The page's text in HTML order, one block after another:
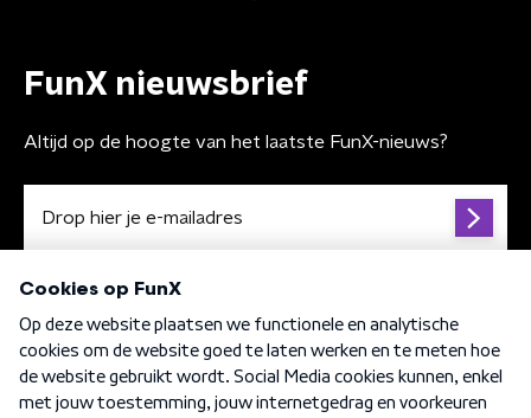
FunX nieuwsbrief
Altijd op de hoogte van het laatste FunX-nieuws?
Algemene voorwaarden Privacybeleid